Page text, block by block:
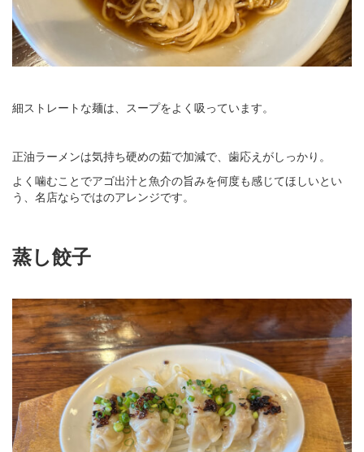
細ストレートな麺は、スープをよく吸っています。
正油ラーメンは気持ち硬めの茹で加減で、歯応えがしっかり。
よく噛むことでアゴ出汁と魚介の旨みを何度も感じてほしいとい
う、名店ならではのアレンジです。
蒸し餃子